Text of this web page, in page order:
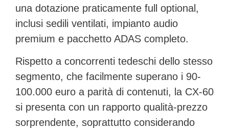
una dotazione praticamente full optional,
inclusi sedili ventilati, impianto audio
premium e pacchetto ADAS completo.
Rispetto a concorrenti tedeschi dello stesso
segmento, che facilmente superano i 90-
100.000 euro a parità di contenuti, la CX-60
si presenta con un rapporto qualità-prezzo
sorprendente, soprattutto considerando